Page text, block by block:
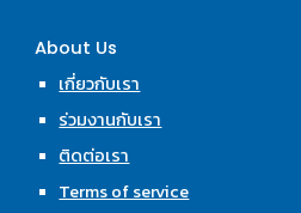
About Us
เกี่ยวกับเรา
ร่วมงานกับเรา
ติดต่อเรา
Terms of service